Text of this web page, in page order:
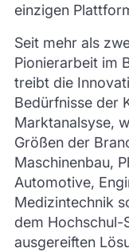
einzigen
Seit mehr als
Pionierarbeit im
treibt die
Bedürfnisse der
Marktanalsyse,
Größen der
Maschinenbau,
Automotive,
Medizintechnik
dem Hochschul-
ausgereiften